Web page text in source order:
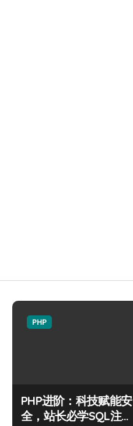
PHP
PHP进阶：科技赋能安
全，站长必学SQL注入